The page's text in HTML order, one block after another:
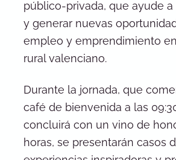
público-privada, que ayude
y generar nuevas
empleo y emprendimiento
rural valenciano.
Durante la jornada, que
café de bienvenida a las
concluirá con un vino de
horas, se presentarán casos